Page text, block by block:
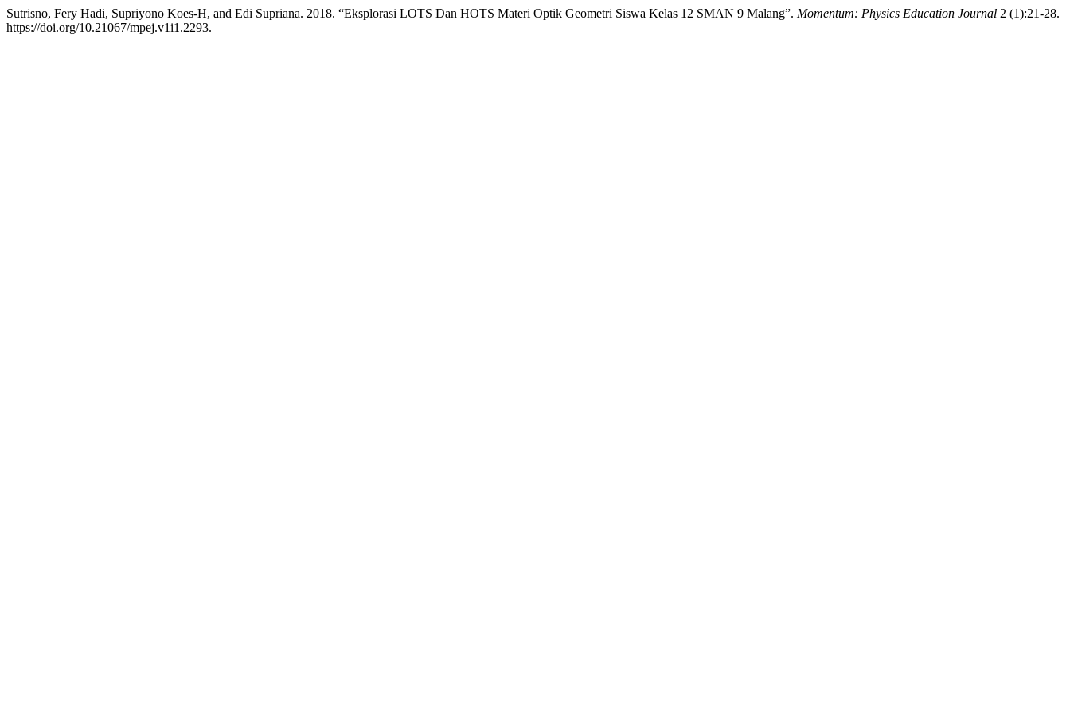
Sutrisno, Fery Hadi, Supriyono Koes-H, and Edi Supriana. 2018. “Eksplorasi LOTS Dan HOTS Materi Optik Geometri Siswa Kelas 12 SMAN 9 Malang”. Momentum: Physics Education Journal 2 (1):21-28.
https://doi.org/10.21067/mpej.v1i1.2293.